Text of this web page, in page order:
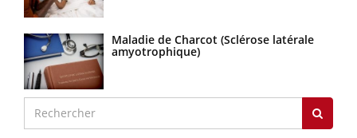
Maladie de Charcot (Sclérose latérale
amyotrophique)